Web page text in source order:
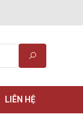
LIÊN HỆ